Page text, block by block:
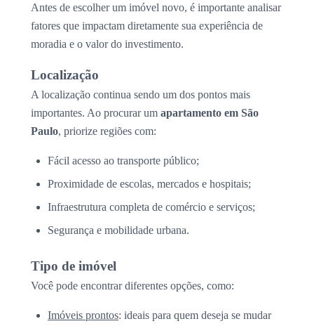
Antes de escolher um imóvel novo, é importante analisar
fatores que impactam diretamente sua experiência de
moradia e o valor do investimento.
Localização
A localização continua sendo um dos pontos mais
importantes. Ao procurar um apartamento em São
Paulo, priorize regiões com:
Fácil acesso ao transporte público;
Proximidade de escolas, mercados e hospitais;
Infraestrutura completa de comércio e serviços;
Segurança e mobilidade urbana.
Tipo de imóvel
Você pode encontrar diferentes opções, como:
Imóveis prontos: ideais para quem deseja se mudar